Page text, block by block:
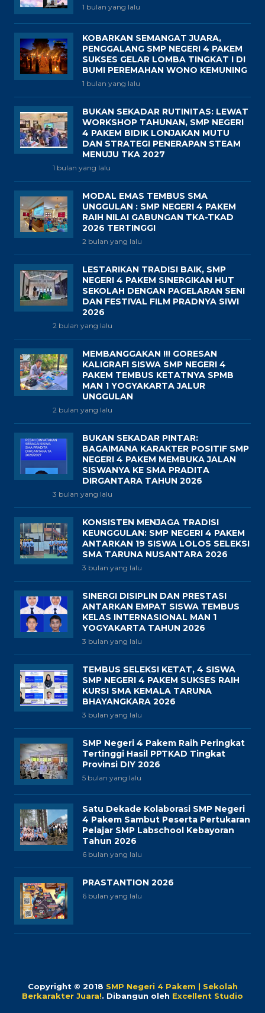
1 bulan yang lalu
KOBARKAN SEMANGAT JUARA,
PENGGALANG SMP NEGERI 4 PAKEM
SUKSES GELAR LOMBA TINGKAT I DI
BUMI PEREMAHAN WONO KEMUNING
1 bulan yang lalu
BUKAN SEKADAR RUTINITAS: LEWAT
WORKSHOP TAHUNAN, SMP NEGERI
4 PAKEM BIDIK LONJAKAN MUTU
DAN STRATEGI PENERAPAN STEAM
MENUJU TKA 2027
1 bulan yang lalu
MODAL EMAS TEMBUS SMA
UNGGULAN : SMP NEGERI 4 PAKEM
RAIH NILAI GABUNGAN TKA-TKAD
2026 TERTINGGI
2 bulan yang lalu
LESTARIKAN TRADISI BAIK, SMP
NEGERI 4 PAKEM SINERGIKAN HUT
SEKOLAH DENGAN PAGELARAN SENI
DAN FESTIVAL FILM PRADNYA SIWI
2026
2 bulan yang lalu
MEMBANGGAKAN !!! GORESAN
KALIGRAFI SISWA SMP NEGERI 4
PAKEM TEMBUS KETATNYA SPMB
MAN 1 YOGYAKARTA JALUR
UNGGULAN
2 bulan yang lalu
BUKAN SEKADAR PINTAR:
BAGAIMANA KARAKTER POSITIF SMP
NEGERI 4 PAKEM MEMBUKA JALAN
SISWANYA KE SMA PRADITA
DIRGANTARA TAHUN 2026
3 bulan yang lalu
KONSISTEN MENJAGA TRADISI
KEUNGGULAN: SMP NEGERI 4 PAKEM
ANTARKAN 19 SISWA LOLOS SELEKSI
SMA TARUNA NUSANTARA 2026
3 bulan yang lalu
SINERGI DISIPLIN DAN PRESTASI
ANTARKAN EMPAT SISWA TEMBUS
KELAS INTERNASIONAL MAN 1
YOGYAKARTA TAHUN 2026
3 bulan yang lalu
TEMBUS SELEKSI KETAT, 4 SISWA
SMP NEGERI 4 PAKEM SUKSES RAIH
KURSI SMA KEMALA TARUNA
BHAYANGKARA 2026
3 bulan yang lalu
SMP Negeri 4 Pakem Raih Peringkat
Tertinggi Hasil PPTKAD Tingkat
Provinsi DIY 2026
5 bulan yang lalu
Satu Dekade Kolaborasi SMP Negeri
4 Pakem Sambut Peserta Pertukaran
Pelajar SMP Labschool Kebayoran
Tahun 2026
6 bulan yang lalu
PRASTANTION 2026
6 bulan yang lalu
Copyright © 2018 SMP Negeri 4 Pakem | Sekolah
Berkarakter Juara!. Dibangun oleh Excellent Studio